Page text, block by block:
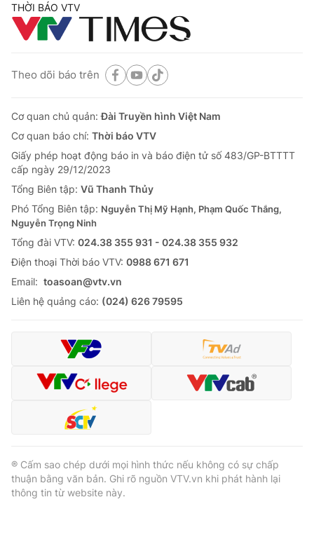
THỜI BÁO VTV
Theo dõi báo trên
Cơ quan chủ quản:Đài Truyền hình Việt Nam
Cơ quan báo chí: Thời báo VTV
Giấy phép hoạt động báo in và báo điện tử số 483/GP-BTTTT
cấp ngày 29/12/2023
Tổng Biên tập: Vũ Thanh Thủy
Phó Tổng Biên tập: Nguyễn Thị Mỹ Hạnh, Phạm Quốc Thắng,
Nguyễn Trọng Ninh
Tổng đài VTV: 024.38 355 931 - 024.38 355 932
Ðiện thoại Thời báo VTV: 0988 671 671
Email: toasoan@vtv.vn
Liên hệ quảng cáo: (024) 626 79595
® Cấm sao chép dưới mọi hình thức nếu không có sự chấp
thuận bằng văn bản. Ghi rõ nguồn VTV.vn khi phát hành lại
thông tin từ website này.